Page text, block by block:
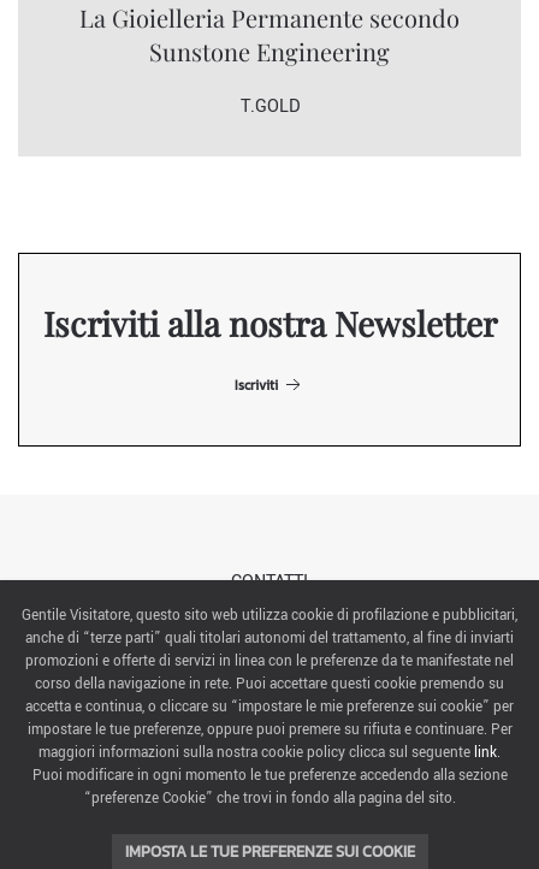
La Gioielleria Permanente secondo
Sunstone Engineering
T.GOLD
Iscriviti alla nostra Newsletter
Iscriviti
CONTATTI
ABOUT US
ITALIAN EXHIBITION GROUP SpA All rights reserved
Via Emilia 155, 47921 Rimini,
CF/PI 00139440408, Registro Imprese: Rimini P.I e n. Reg. Imprese 00139440408, Capitale Sociale
52.214.897 i.v.
Gentile Visitatore, questo sito web utilizza cookie di profilazione e pubblicitari,
anche di “terze parti” quali titolari autonomi del trattamento, al fine di inviarti
promozioni e offerte di servizi in linea con le preferenze da te manifestate nel
corso della navigazione in rete. Puoi accettare questi cookie premendo su
accetta e continua, o cliccare su “impostare le mie preferenze sui cookie” per
impostare le tue preferenze, oppure puoi premere su rifiuta e continuare. Per
maggiori informazioni sulla nostra cookie policy clicca sul seguente link.
Puoi modificare in ogni momento le tue preferenze accedendo alla sezione
“preferenze Cookie” che trovi in fondo alla pagina del sito.
IMPOSTA LE TUE PREFERENZE SUI COOKIE